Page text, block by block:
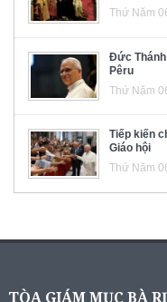
Thứ Năm
Đức Thánh
Pêru
Thứ Năm
Tiếp kiến
Giáo hội
Thứ Năm
TÒA GIÁM MỤC BÀ